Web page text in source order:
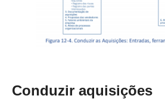
Conduzir aquisições